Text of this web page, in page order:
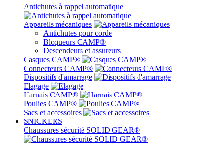
Antichutes à rappel automatique
Appareils mécaniques
Antichutes pour corde
Bloqueurs CAMP®
Descendeurs et assureurs
Casques CAMP®
Connecteurs CAMP®
Dispositifs d'amarrage
Elagage
Harnais CAMP®
Poulies CAMP®
Sacs et accessoires
SNICKERS
Chaussures sécurité SOLID GEAR®